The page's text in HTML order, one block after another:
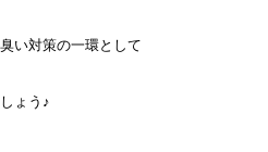
い対策の一環として
ょう♪